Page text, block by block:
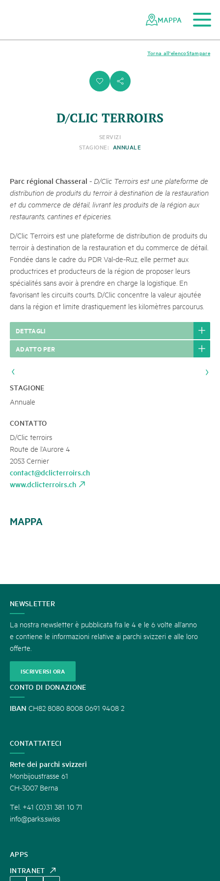
dei
MAPPA
i s
Stampare
Torna all'elenco
D/CLIC TERROIRS
SERVIZI
STAGIONE: ANNUALE
Parc régional Chasseral - D/Clic Terroirs est une plateforme de
distribution de produits du terroir à destination de la restauration
et du commerce de détail, livrant les produits de la région aux
restaurants, cantines et épiceries.
D/Clic Terroirs est une plateforme de distribution de produits du
terroir à destination de la restauration et du commerce de détail.
Fondée dans le cadre du PDR Val-de-Ruz, elle permet aux
productrices et producteurs de la région de proposer leurs
spécialités sans avoir à prendre en charge la logistique. En
favorisant les circuits courts, D/Clic concentre la valeur ajoutée
dans la région et limite drastiquement les kilomètres parcourus.
DETTAGLI
ADATTO PER
STAGIONE
Annuale
CONTATTO
D/Clic terroirs
Route de l’Aurore 4
2053 Cernier
contact@dclicterroirs.ch
www.dclicterroirs.ch
MAPPA
CONTATTATECI
APPS
INTRANET
NEWSLETTER
La nostra newsletter è pubblicata fra le 4 e le 6 volte all’anno
e contiene le informazioni relative ai parchi svizzeri e alle loro
offerte.
ISCRIVERSI ORA
CONTO DI DONAZIONE
IBAN CH82 8080 8008 0691 9408 2
CONTATTATECI
Rete dei parchi svizzeri
Monbijoustrasse 61
CH-3007 Berna
Tel. +41 (0)31 381 10 71
info@parks.swiss